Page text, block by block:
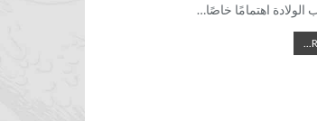
اهتمامًا خاصًا…